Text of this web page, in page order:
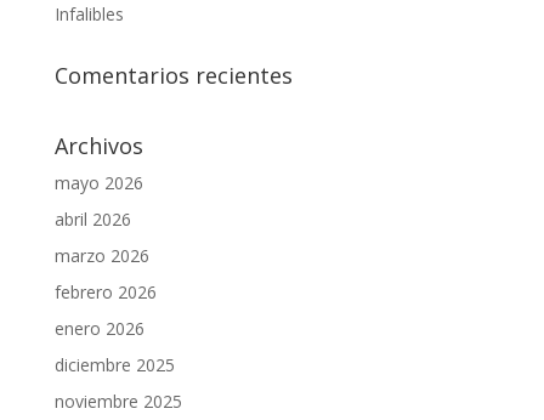
Infalibles
Comentarios recientes
Archivos
mayo 2026
abril 2026
marzo 2026
febrero 2026
enero 2026
diciembre 2025
noviembre 2025